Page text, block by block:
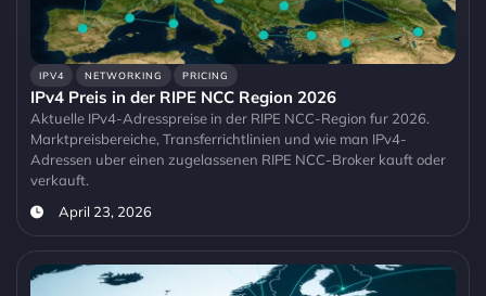
IPV4 NETWORKING PRICING
IPv4 Preis in der RIPE NCC Region 2026
Aktuelle IPv4-Adresspreise in der RIPE NCC-Region fur 2026.
Marktpreisbereiche, Transferrichtlinien und wie man IPv4-
Adressen uber einen zugelassenen RIPE NCC-Broker kauft oder
verkauft.
April 23, 2026